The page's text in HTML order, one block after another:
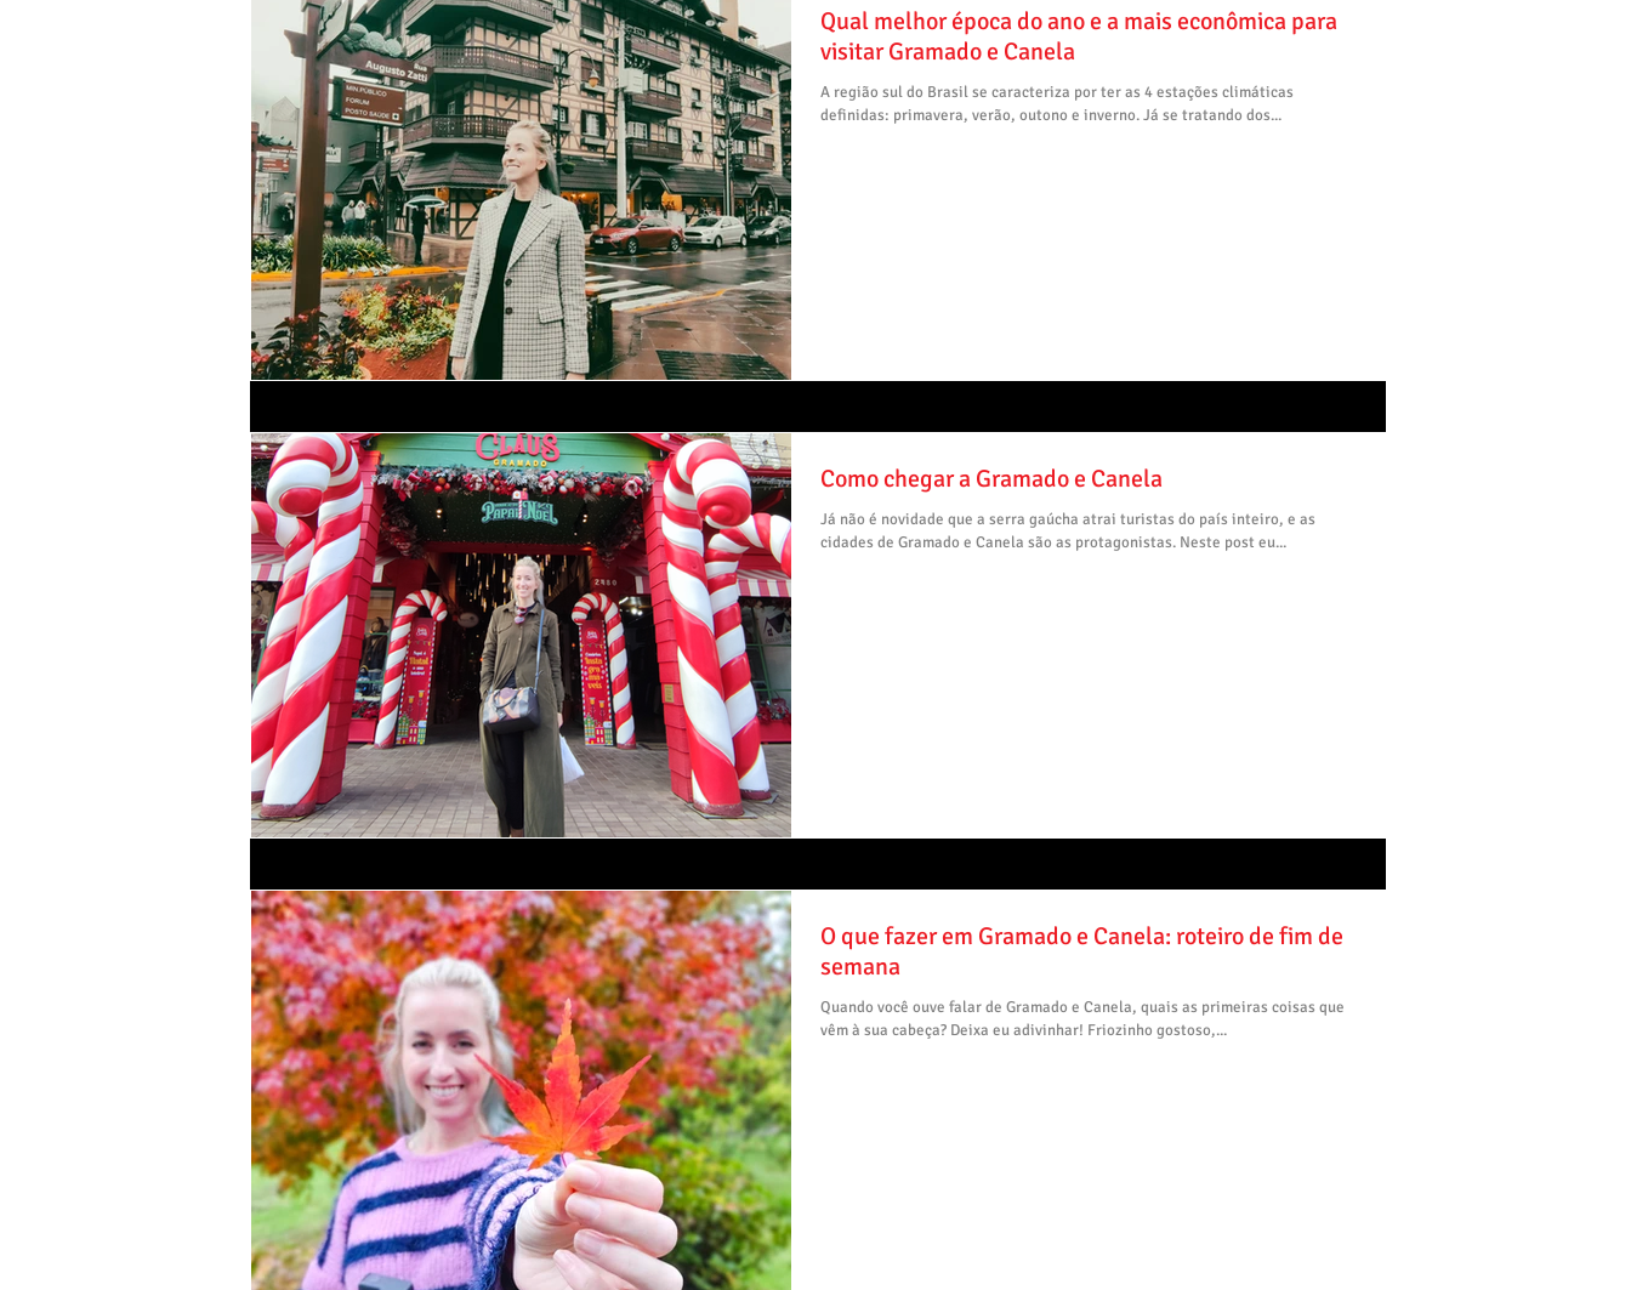
Qual melhor época do ano e a mais econômica para
visitar Gramado e Canela
A região sul do Brasil se caracteriza por ter as 4 estações climáticas
definidas: primavera, verão, outono e inverno. Já se tratando dos...
Como chegar a Gramado e Canela
Já não é novidade que a serra gaúcha atrai turistas do país inteiro, e as
cidades de Gramado e Canela são as protagonistas. Neste post eu...
O que fazer em Gramado e Canela: roteiro de fim de
semana
Quando você ouve falar de Gramado e Canela, quais as primeiras coisas que
vêm à sua cabeça? Deixa eu adivinhar! Friozinho gostoso,...